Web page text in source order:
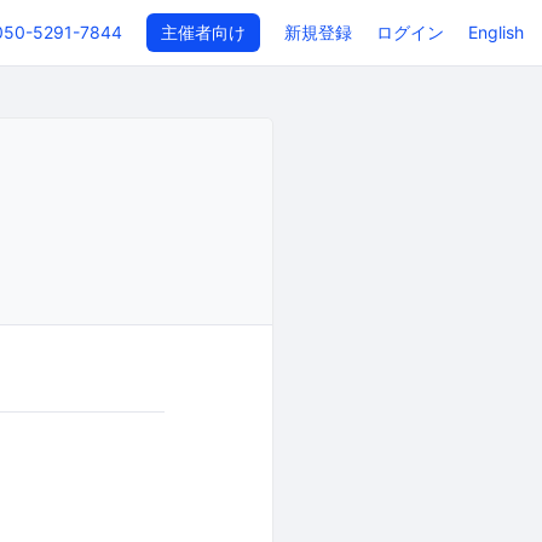
5291-7844 主催者向け 新規登録 ログイン English